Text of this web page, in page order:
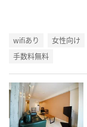
wifiあり 女性向け
手数料無料